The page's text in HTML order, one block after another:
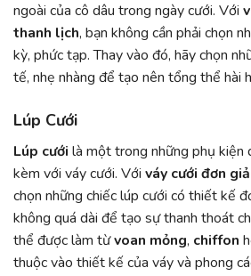
ngoài của cô dâu trong ngày cưới. Với
thanh lịch, bạn không cần phải chọn
kỳ, phức tạp. Thay vào đó, hãy chọn
tế, nhẹ nhàng để tạo nên tổng thể hài
Lúp Cưới
Lúp cưới là một trong những phụ kiện
kèm với váy cưới. Với váy cưới đơn
chọn những chiếc lúp cưới có thiết kế
không quá dài để tạo sự thanh thoát
thể được làm từvoan mỏng, chiffon
thuộc vào thiết kế của váy và phong